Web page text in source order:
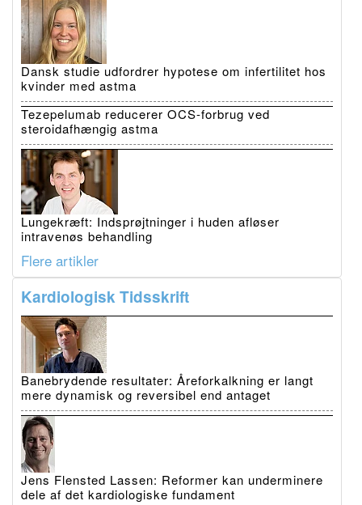
Dansk studie udfordrer hypotese om infertilitet hos
kvinder med astma
Tezepelumab reducerer OCS-forbrug ved
steroidafhængig astma
Lungekræft: Indsprøjtninger i huden afløser
intravenøs behandling
Flere artikler
Kardiologisk Tidsskrift
Banebrydende resultater: Åreforkalkning er langt
mere dynamisk og reversibel end antaget
Jens Flensted Lassen: Reformer kan underminere
dele af det kardiologiske fundament